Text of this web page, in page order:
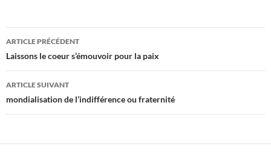
Navigation
des
articles
ARTICLE PRÉCÉDENT
Laissons le coeur s’émouvoir pour la paix
ARTICLE SUIVANT
mondialisation de l’indifférence ou fraternité